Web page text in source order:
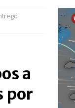
a
por